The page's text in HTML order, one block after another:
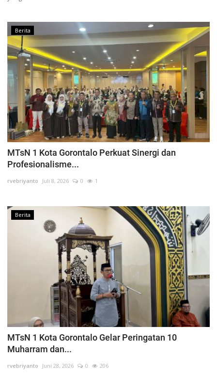
Berita
MTsN 1 Kota Gorontalo Perkuat Sinergi dan
Profesionalisme...
rvebriyanto Juli 8, 2026 0 1
Berita
MTsN 1 Kota Gorontalo Gelar Peringatan 10
Muharram dan...
rvebriyanto Juni 28, 2026 0 206